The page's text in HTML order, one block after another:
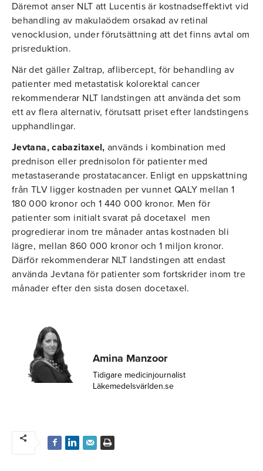
Däremot anser NLT att Lucentis är kostnadseffektivt vid
behandling av makulaödem orsakad av retinal
venocklusion, under förutsättning att det finns avtal om
prisreduktion.
När det gäller Zaltrap, aflibercept, för behandling av
patienter med metastatisk kolorektal cancer
rekommenderar NLT landstingen att använda det som
ett av flera alternativ, förutsatt priset efter landstingens
upphandlingar.
Jevtana, cabazitaxel, används i kombination med
prednison eller prednisolon för patienter med
metastaserande prostatacancer. Enligt en uppskattning
från TLV ligger kostnaden per vunnet QALY mellan 1
180 000 kronor och 1 440 000 kronor. Men för
patienter som initialt svarat på docetaxel men
progredierar inom tre månader antas kostnaden bli
lägre, mellan 860 000 kronor och 1 miljon kronor.
Därför rekommenderar NLT landstingen att endast
använda Jevtana för patienter som fortskrider inom tre
månader efter den sista dosen docetaxel.
Amina Manzoor
Tidigare medicinjournalist
Läkemedelsvärlden.se